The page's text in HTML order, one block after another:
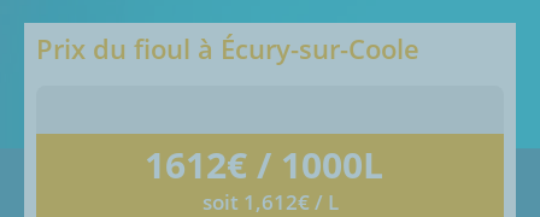
Prix du fioul à Écury-sur-Coole
1612€ / 1000L
soit 1,612€ / L